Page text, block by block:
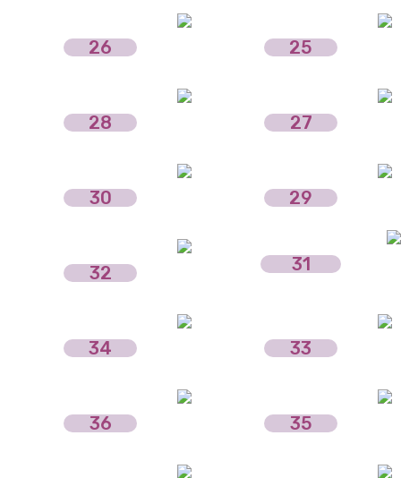
25
26
27
28
29
30
31
32
33
34
35
36